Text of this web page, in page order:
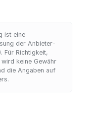
ist eine
der Anbieter-
Für Richtigkeit,
keine Gewähr
die Angaben auf